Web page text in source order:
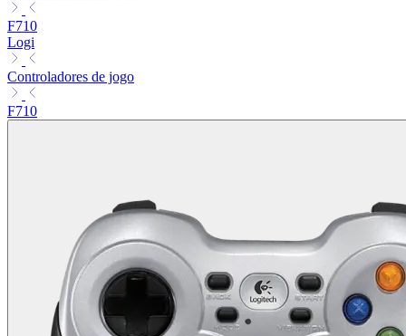
F710
Logi
Controladores de jogo
F710